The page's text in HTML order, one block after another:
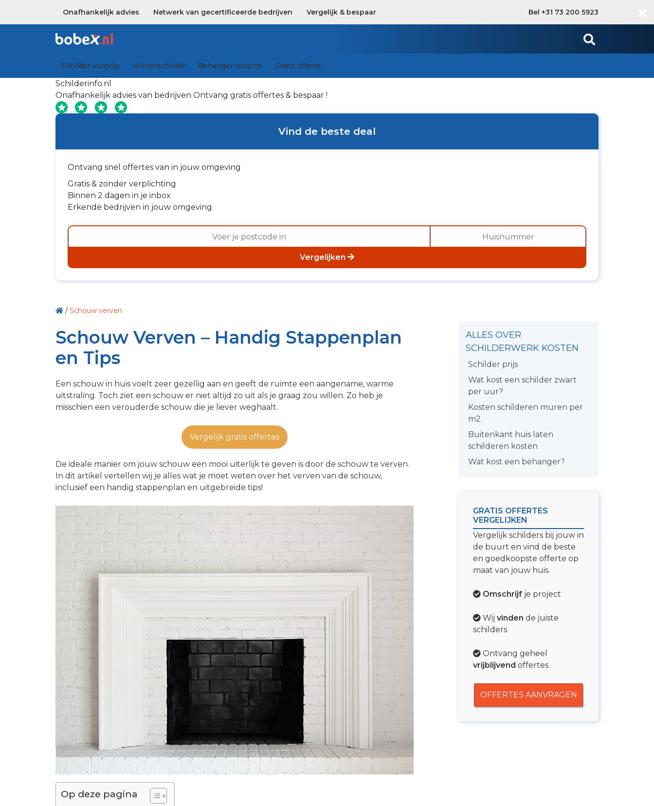
Onafhankelijk advies Netwerk van gecertificeerde bedrijven Vergelijk & bespaar Bel +31 73 200 5923
Schilder uurprijs Winterschilder Behanger uurprijs Gratis offerte
Schilderinfo.nl
Onafhankelijk advies van bedrijven Ontvang gratis offertes & bespaar !
Vind de beste deal
Ontvang snel offertes van in jouw omgeving
Gratis & zonder verplichting
Binnen 2 dagen in je inbox
Erkende bedrijven in jouw omgeving
Vergelijken
/ Schouw verven
Schouw Verven – Handig Stappenplan
en Tips
Een schouw in huis voelt zeer gezellig aan en geeft de ruimte een aangename, warme
uitstraling. Toch ziet een schouw er niet altijd zo uit als je graag zou willen. Zo heb je
misschien een verouderde schouw die je liever weghaalt.
Vergelijk gratis offertes
De ideale manier om jouw schouw een mooi uiterlijk te geven is door de schouw te verven.
In dit artikel vertellen wij je alles wat je moet weten over het verven van de schouw,
inclusief een handig stappenplan en uitgebreide tips!
Op deze pagina
ALLES OVER
SCHILDERWERK KOSTEN
Schilder prijs
Wat kost een schilder zwart
per uur?
Kosten schilderen muren per
m2
Buitenkant huis laten
schilderen kosten
Wat kost een behanger?
GRATIS OFFERTES
VERGELIJKEN
Vergelijk schilders bij jouw in
de buurt en vind de beste
en goedkoopste offerte op
maat van jouw huis.
Omschrijf je project
Wij vinden de juiste
schilders
Ontvang geheel
vrijblijvend offertes
OFFERTES AANVRAGEN